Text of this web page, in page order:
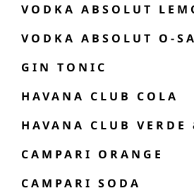
VODKA ABSOLUT
VODKA ABSOLUT O-
GIN TONIC
HAVANA CLUB COLA
HAVANA CLUB VERDE
CAMPARI ORANGE
CAMPARI SODA